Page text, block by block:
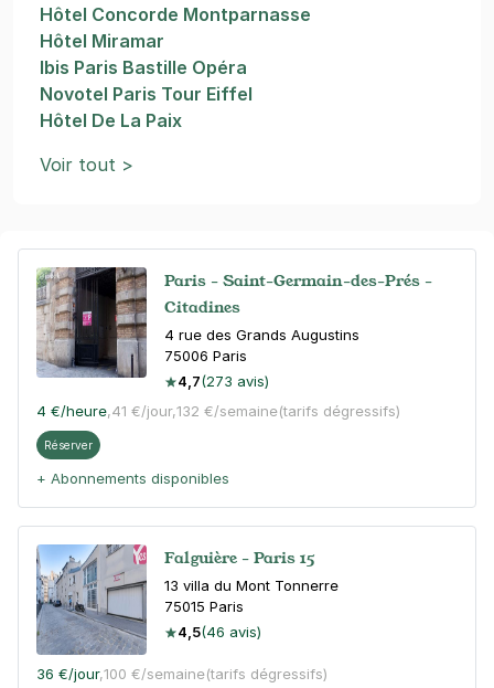
Paris - Saint-Germain-des-Prés -
Citadines
4 rue des Grands Augustins
75006 Paris
4,7(273 avis)
4 €/heure,41 €/jour,132 €/semaine(tarifs dégressifs)
Réserver
+ Abonnements disponibles
Falguière - Paris 15
13 villa du Mont Tonnerre
75015 Paris
4,5(46 avis)
36 €/jour,100 €/semaine(tarifs dégressifs)
Hôtel Concorde Montparnasse
Hôtel Miramar
Ibis Paris Bastille Opéra
Novotel Paris Tour Eiffel
Hôtel De La Paix
Voir tout >